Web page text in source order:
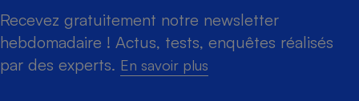
Recevez gratuitement notre newsletter
hebdomadaire ! Actus, tests, enquêtes réalisés
par des experts. En savoir plus